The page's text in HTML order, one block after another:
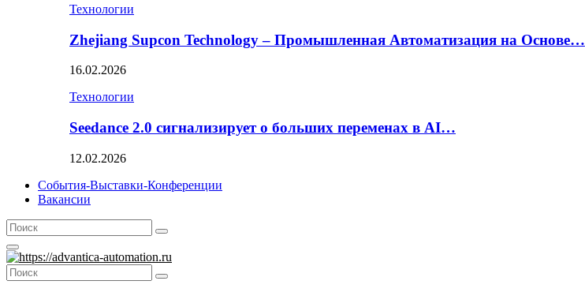
Технологии
Zhejiang Supcon Technology – Промышленная Автоматизация на Основе…
16.02.2026
Технологии
Seedance 2.0 сигнализирует о больших переменах в AI…
12.02.2026
События-Выставки-Конференции
Вакансии
Search
for:
Search
Primary
Menu
Search
for:
Search